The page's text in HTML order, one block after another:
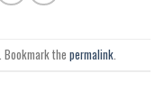
. Bookmark the permalink